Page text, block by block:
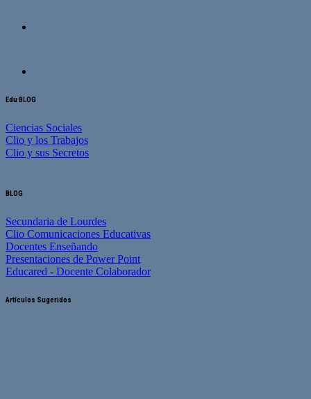
Edu BLOG
Ciencias Sociales
Clio y los Trabajos
Clio y sus Secretos
BLOG
Secundaria de Lourdes
Clio Comunicaciones Educativas
Docentes Enseñando
Presentaciones de Power Point
Educared - Docente Colaborador
Artículos Sugeridos